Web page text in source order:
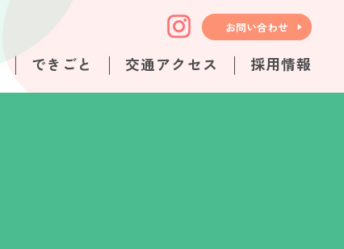
お問い合わせ
できごと 交通アクセス 採用情報